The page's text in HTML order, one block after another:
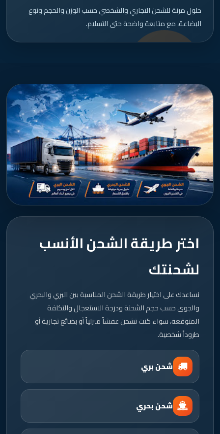
حلول مرنة للشحن التجاري والشخصي حسب الوزن والحجم ونوع
البضاعة، مع متابعة واضحة حتى التسليم.
اختر طريقة الشحن الأنسب
لشحنتك
نساعدك على اختيار طريقة الشحن المناسبة بين البري والبحري
والجوي حسب حجم الشحنة ودرجة الاستعجال والتكلفة
المتوقعة، سواء كنت تشحن عفشاً منزلياً أو بضائع تجارية أو
طروداً شخصية.
شحن بري
شحن بحري